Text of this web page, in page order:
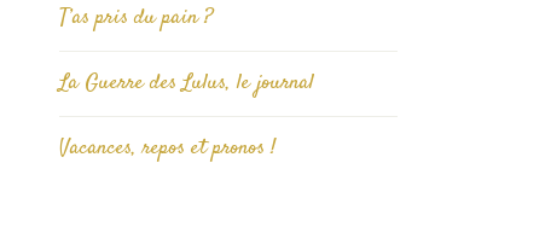
T’as pris du pain ?
La Guerre des Lulus, le journal
Vacances, repos et pronos !